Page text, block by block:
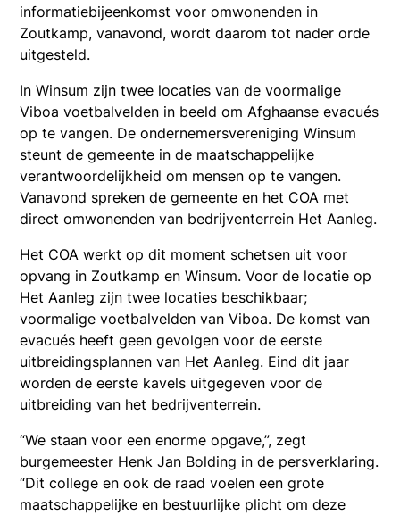
informatiebijeenkomst voor omwonenden in
Zoutkamp, vanavond, wordt daarom tot nader orde
uitgesteld.
In Winsum zijn twee locaties van de voormalige
Viboa voetbalvelden in beeld om Afghaanse evacués
op te vangen. De ondernemersvereniging Winsum
steunt de gemeente in de maatschappelijke
verantwoordelijkheid om mensen op te vangen.
Vanavond spreken de gemeente en het COA met
direct omwonenden van bedrijventerrein Het Aanleg.
Het COA werkt op dit moment schetsen uit voor
opvang in Zoutkamp en Winsum. Voor de locatie op
Het Aanleg zijn twee locaties beschikbaar;
voormalige voetbalvelden van Viboa. De komst van
evacués heeft geen gevolgen voor de eerste
uitbreidingsplannen van Het Aanleg. Eind dit jaar
worden de eerste kavels uitgegeven voor de
uitbreiding van het bedrijventerrein.
“We staan voor een enorme opgave,”, zegt
burgemeester Henk Jan Bolding in de persverklaring.
“Dit college en ook de raad voelen een grote
maatschappelijke en bestuurlijke plicht om deze